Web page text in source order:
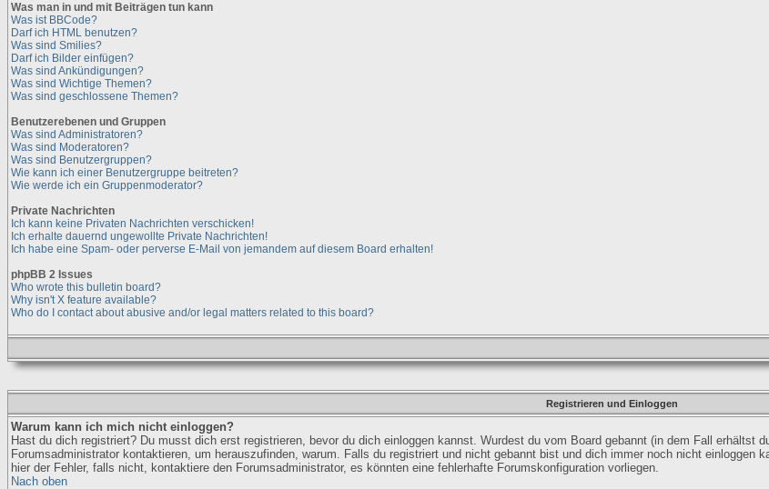
Was man in und mit Beiträgen tun kann
Was ist BBCode?
Darf ich HTML benutzen?
Was sind Smilies?
Darf ich Bilder einfügen?
Was sind Ankündigungen?
Was sind Wichtige Themen?
Was sind geschlossene Themen?
Benutzerebenen und Gruppen
Was sind Administratoren?
Was sind Moderatoren?
Was sind Benutzergruppen?
Wie kann ich einer Benutzergruppe beitreten?
Wie werde ich ein Gruppenmoderator?
Private Nachrichten
Ich kann keine Privaten Nachrichten verschicken!
Ich erhalte dauernd ungewollte Private Nachrichten!
Ich habe eine Spam- oder perverse E-Mail von jemandem auf diesem Board erhalten!
phpBB 2 Issues
Who wrote this bulletin board?
Why isn't X feature available?
Who do I contact about abusive and/or legal matters related to this board?
Registrieren und Einloggen
Warum kann ich mich nicht einloggen?
Hast du dich registriert? Du musst dich erst registrieren, bevor du dich einloggen kannst. Wurdest du vom Board gebannt (in dem Fall erhältst
Forumsadministrator kontaktieren, um herauszufinden, warum. Falls du registriert und nicht gebannt bist und dich immer noch nicht einloggen
hier der Fehler, falls nicht, kontaktiere den Forumsadministrator, es könnten eine fehlerhafte Forumskonfiguration vorliegen.
Nach oben